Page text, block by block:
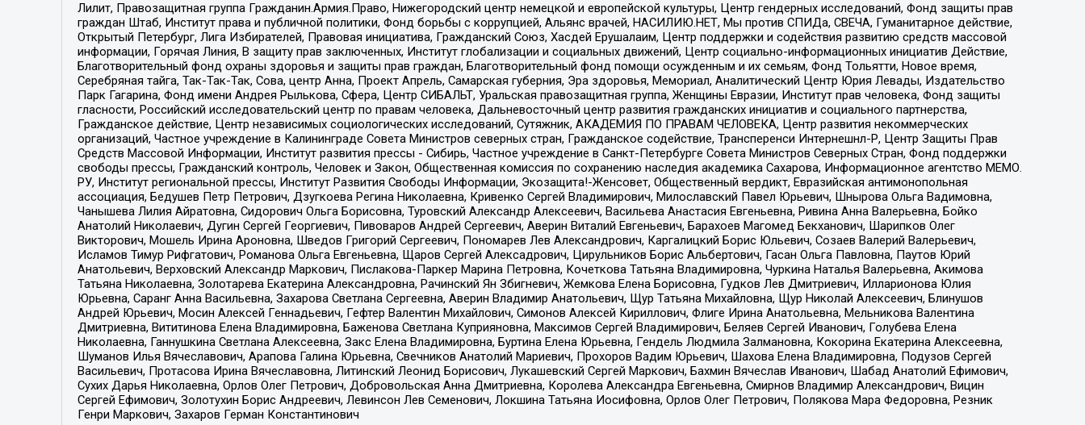
Лилит, Правозащитная группа Гражданин.Армия.Право, Нижегородский центр немецкой и европейской культуры, Центр гендерных исследований, Фонд защиты прав
граждан Штаб, Институт права и публичной политики, Фонд борьбы с коррупцией, Альянс врачей, НАСИЛИЮ.НЕТ, Мы против СПИДа, СВЕЧА, Гуманитарное действие,
Открытый Петербург, Лига Избирателей, Правовая инициатива, Гражданский Союз, Хасдей Ерушалаим, Центр поддержки и содействия развитию средств массовой
информации, Горячая Линия, В защиту прав заключенных, Институт глобализации и социальных движений, Центр социально-информационных инициатив Действие,
Благотворительный фонд охраны здоровья и защиты прав граждан, Благотворительный фонд помощи осужденным и их семьям, Фонд Тольятти, Новое время,
Серебряная тайга, Так-Так-Так, Сова, центр Анна, Проект Апрель, Самарская губерния, Эра здоровья, Мемориал, Аналитический Центр Юрия Левады, Издательство
Парк Гагарина, Фонд имени Андрея Рылькова, Сфера, Центр СИБАЛЬТ, Уральская правозащитная группа, Женщины Евразии, Институт прав человека, Фонд защиты
гласности, Российский исследовательский центр по правам человека, Дальневосточный центр развития гражданских инициатив и социального партнерства,
Гражданское действие, Центр независимых социологических исследований, Сутяжник, АКАДЕМИЯ ПО ПРАВАМ ЧЕЛОВЕКА, Центр развития некоммерческих
организаций, Частное учреждение в Калининграде Совета Министров северных стран, Гражданское содействие, Трансперенси Интернешнл-Р, Центр Защиты Прав
Средств Массовой Информации, Институт развития прессы - Сибирь, Частное учреждение в Санкт-Петербурге Совета Министров Северных Стран, Фонд поддержки
свободы прессы, Гражданский контроль, Человек и Закон, Общественная комиссия по сохранению наследия академика Сахарова, Информационное агентство МЕМО.
РУ, Институт региональной прессы, Институт Развития Свободы Информации, Экозащита!-Женсовет, Общественный вердикт, Евразийская антимонопольная
ассоциация, Бедушев Петр Петрович, Дзугкоева Регина Николаевна, Кривенко Сергей Владимирович, Милославский Павел Юрьевич, Шнырова Ольга Вадимовна,
Чанышева Лилия Айратовна, Сидорович Ольга Борисовна, Туровский Александр Алексеевич, Васильева Анастасия Евгеньевна, Ривина Анна Валерьевна, Бойко
Анатолий Николаевич, Дугин Сергей Георгиевич, Пивоваров Андрей Сергеевич, Аверин Виталий Евгеньевич, Барахоев Магомед Бекханович, Шарипков Олег
Викторович, Мошель Ирина Ароновна, Шведов Григорий Сергеевич, Пономарев Лев Александрович, Каргалицкий Борис Юльевич, Созаев Валерий Валерьевич,
Исламов Тимур Рифгатович, Романова Ольга Евгеньевна, Щаров Сергей Алексадрович, Цирульников Борис Альбертович, Гасан Ольга Павловна, Паутов Юрий
Анатольевич, Верховский Александр Маркович, Пислакова-Паркер Марина Петровна, Кочеткова Татьяна Владимировна, Чуркина Наталья Валерьевна, Акимова
Татьяна Николаевна, Золотарева Екатерина Александровна, Рачинский Ян Збигневич, Жемкова Елена Борисовна, Гудков Лев Дмитриевич, Илларионова Юлия
Юрьевна, Саранг Анна Васильевна, Захарова Светлана Сергеевна, Аверин Владимир Анатольевич, Щур Татьяна Михайловна, Щур Николай Алексеевич, Блинушов
Андрей Юрьевич, Мосин Алексей Геннадьевич, Гефтер Валентин Михайлович, Симонов Алексей Кириллович, Флиге Ирина Анатольевна, Мельникова Валентина
Дмитриевна, Вититинова Елена Владимировна, Баженова Светлана Куприяновна, Максимов Сергей Владимирович, Беляев Сергей Иванович, Голубева Елена
Николаевна, Ганнушкина Светлана Алексеевна, Закс Елена Владимировна, Буртина Елена Юрьевна, Гендель Людмила Залмановна, Кокорина Екатерина Алексеевна,
Шуманов Илья Вячеславович, Арапова Галина Юрьевна, Свечников Анатолий Мариевич, Прохоров Вадим Юрьевич, Шахова Елена Владимировна, Подузов Сергей
Васильевич, Протасова Ирина Вячеславовна, Литинский Леонид Борисович, Лукашевский Сергей Маркович, Бахмин Вячеслав Иванович, Шабад Анатолий Ефимович,
Сухих Дарья Николаевна, Орлов Олег Петрович, Добровольская Анна Дмитриевна, Королева Александра Евгеньевна, Смирнов Владимир Александрович, Вицин
Сергей Ефимович, Золотухин Борис Андреевич, Левинсон Лев Семенович, Локшина Татьяна Иосифовна, Орлов Олег Петрович, Полякова Мара Федоровна, Резник
Генри Маркович, Захаров Герман Константинович